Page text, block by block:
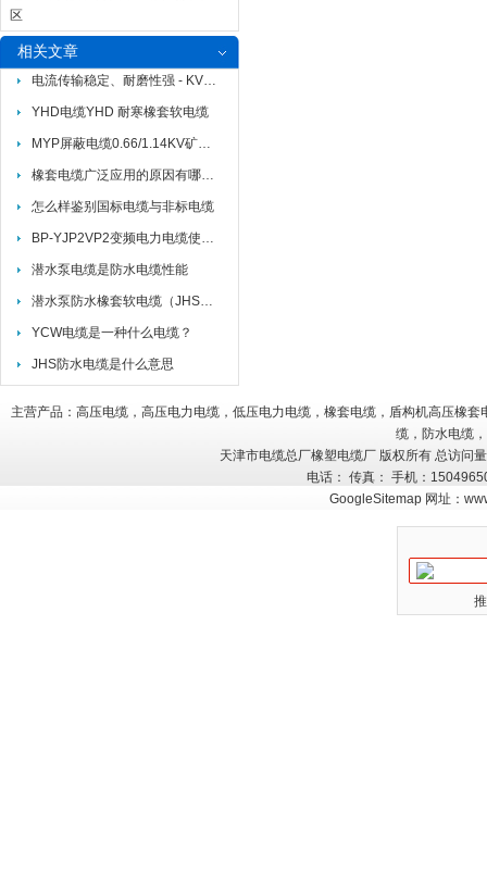
区
相关文章
电流传输稳定、耐磨性强 - KVVRC7*1.5行车控制电缆的多项优势
YHD电缆YHD 耐寒橡套软电缆
MYP屏蔽电缆0.66/1.14KV矿用电缆3*120+1*35
橡套电缆广泛应用的原因有哪些？
怎么样鉴别国标电缆与非标电缆
BP-YJP2VP2变频电力电缆使用特性
潜水泵电缆是防水电缆性能
潜水泵防水橡套软电缆（JHS电缆）
YCW电缆是一种什么电缆？
JHS防水电缆是什么意思
主营产品：高压电缆，高压电力电缆，低压电力电缆，橡套电缆，盾构机高压橡
缆，防水电缆
天津市电缆总厂橡塑电缆厂 版权所有 总访问
电话： 传真： 手机：
GoogleSitemap 网址：